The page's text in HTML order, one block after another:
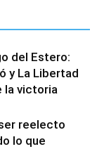
del Estero:
y La Libertad
la victoria
reelecto
lo que